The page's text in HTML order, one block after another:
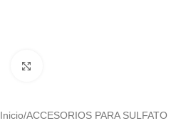
Inicio/ACCESORIOS PARA SULFATO